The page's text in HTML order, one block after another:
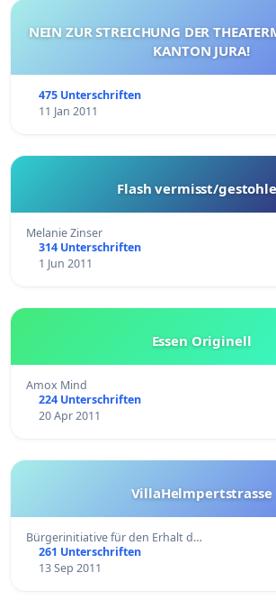
NEIN ZUR STREICHUNG DER
KANTON JURA!
475 Unterschriften
11 Jan 2011
Flash vermisst/
Melanie Zinser
314 Unterschriften
1 Jun 2011
Essen Originell
Amox Mind
224 Unterschriften
20 Apr 2011
VillaHelmpertstrasse
Bürgerinitiative für den Erhalt d…
261 Unterschriften
13 Sep 2011